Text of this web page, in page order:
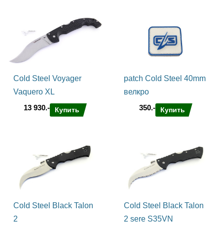
Cold Steel Voyager
Vaquero XL
13 930.-
Купить
patch Cold Steel 40mm
велкро
350.-
Купить
Cold Steel Black Talon
2
Cold Steel Black Talon
2 sere S35VN